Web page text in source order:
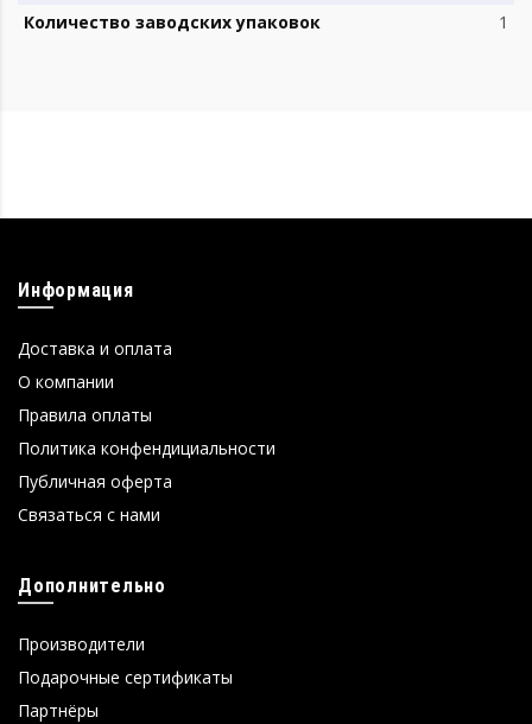
Количество заводских упаковок
1
Информация
Доставка и оплата
О компании
Правила оплаты
Политика конфендициальности
Публичная оферта
Связаться с нами
Дополнительно
Производители
Подарочные сертификаты
Партнёры